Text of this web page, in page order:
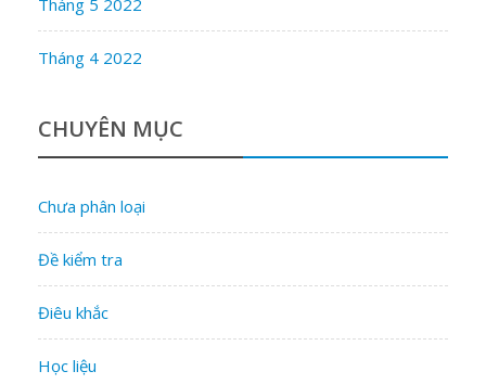
Tháng 4 2022
CHUYÊN MỤC
Chưa phân loại
Đề kiểm tra
Điêu khắc
Học liệu